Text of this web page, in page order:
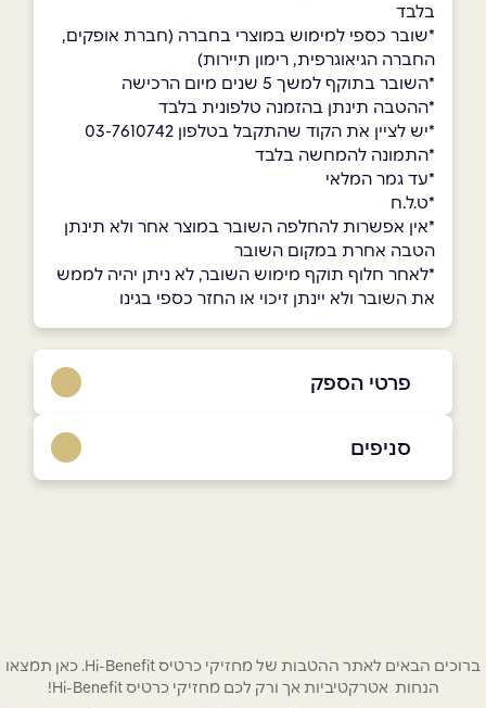
בלבד
*שובר כספי למימוש במוצרי בחברה (חברת אופקים,
החברה הגיאוגרפית, רימון תיירות)
*השובר בתוקף למשך 5 שנים מיום הרכישה
*ההטבה תינתן בהזמנה טלפונית בלבד
*יש לציין את הקוד שהתקבל בטלפון 03-7610742
*התמונה להמחשה בלבד
*עד גמר המלאי
*ט.ל.ח
*אין אפשרות להחלפה השובר במוצר אחר ולא תינתן
הטבה אחרת במקום השובר
*לאחר חלוף תוקף מימוש השובר, לא ניתן יהיה לממש
את השובר ולא יינתן זיכוי או החזר כספי בגינו
פרטי הספק
באתר בפייסבוק באינסטגרם
טלפון*
סניפים
ברוכים הבאים לאתר ההטבות של מחזיקי כרטיס Hi-Benefit. כאן תמצאו
הנחות אטרקטיביות אך ורק לכם מחזיקי כרטיס Hi-Benefit!